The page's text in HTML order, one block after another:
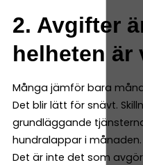
2. Avgifter
helheten är
Många jämför bara
Det blir lätt för snävt.
grundläggande
hundralappar i månaden.
Det är inte det som